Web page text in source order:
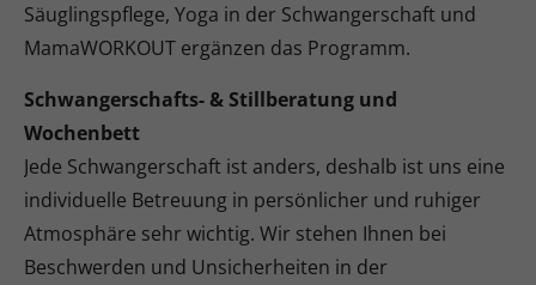
Säuglingspflege, Yoga in der Schwangerschaft und
MamaWORKOUT ergänzen das Programm.
Schwangerschafts- & Stillberatung und
Wochenbett
Jede Schwangerschaft ist anders, deshalb ist uns eine
individuelle Betreuung in persönlicher und ruhiger
Atmosphäre sehr wichtig. Wir stehen Ihnen bei
Beschwerden und Unsicherheiten in der